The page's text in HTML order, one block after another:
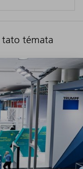
tato témata